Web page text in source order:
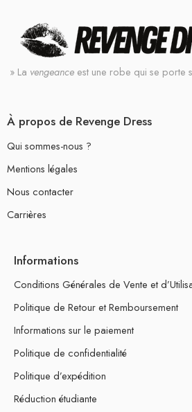
» La vengeance est une robe qui se porte
À propos de Revenge Dress
Qui sommes-nous ?
Mentions légales
Nous contacter
Carrières
Informations
Conditions Générales de Vente et
Politique de Retour et Remboursement
Informations sur le paiement
Politique de confidentialité
Politique d’expédition
Réduction étudiante